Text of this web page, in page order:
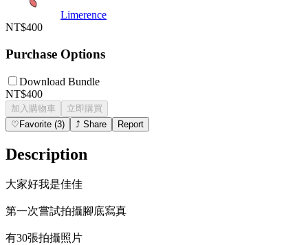
Limerence
NT$400
Purchase Options
Download Bundle
NT$400
加入購物車
立即購買
♡ Favorite (3) ⤴ Share Report
Description
大家好我是佳佳
第一次嘗試拍攝腳底寫真
有30張拍攝照片